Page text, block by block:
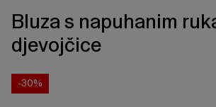
Bluza s napuhanim
djevojčice
-30%